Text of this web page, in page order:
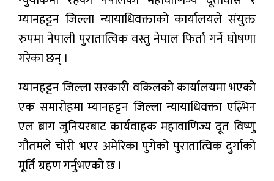
प्रबास
देश
जापान
English
म्यानहट्टन जिल्ला न्यायाधिवक्ताको कार्यालयले संयुक्त
रुपमा नेपाली पुरातात्विक वस्तु नेपाल फिर्ता गर्ने घोषणा
गरेका छन् ।
म्यानहट्टन जिल्ला सरकारी वकिलको कार्यालयमा भएको
एक समारोहमा म्यानहट्टन जिल्ला न्यायाधिवक्ता एल्भिन
एल ब्राग जुनियरबाट कार्यवाहक महावाणिज्य दूत विष्णु
गौतमले चोरी भएर अमेरिका पुगेको पुरातात्विक दुर्गाको
मूर्ति ग्रहण गर्नुभएको छ ।